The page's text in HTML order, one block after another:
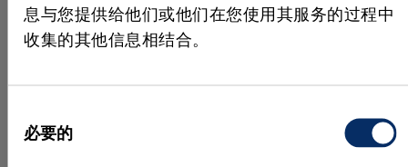
息与您提供给他们或他们在您使用其服务的过程中
收集的其他信息相结合。
必要的